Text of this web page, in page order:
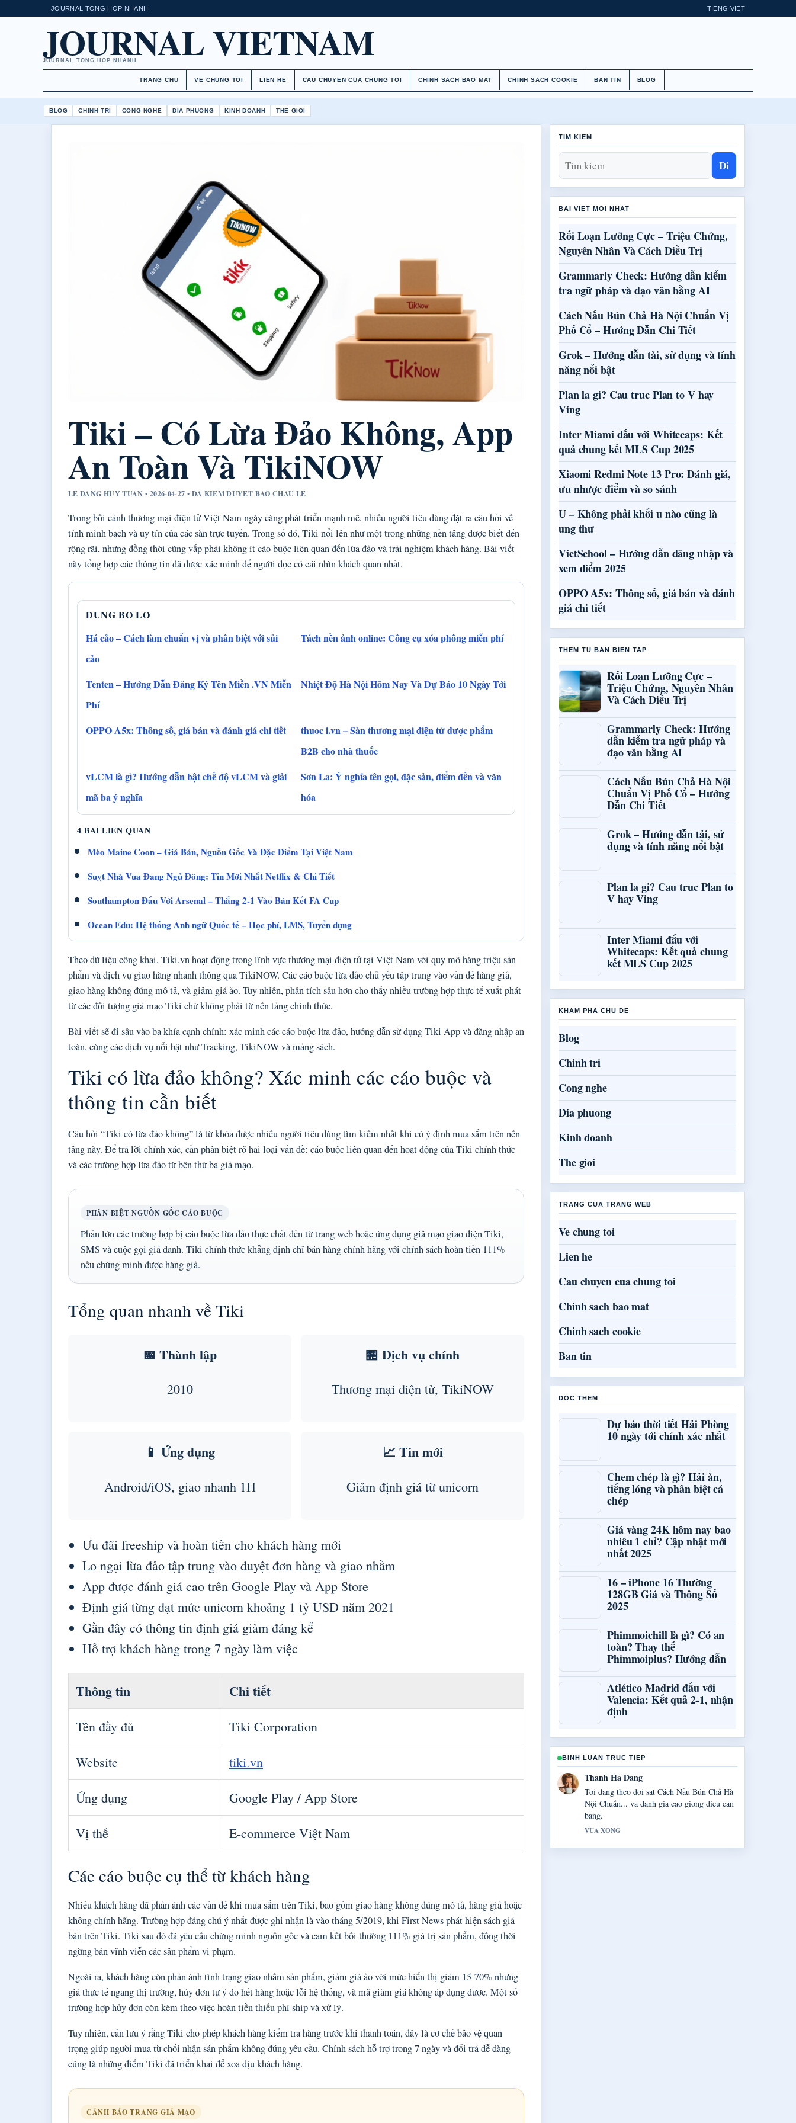
JOURNAL TONG HOP NHANH TIENG VIET
JOURNAL VIETNAM
JOURNAL TONG HOP NHANH
TRANG CHU VE CHUNG TOI LIEN HE CAU CHUYEN CUA CHUNG TOI CHINH SACH BAO MAT CHINH SACH COOKIE BAN TIN BLOG
BLOG CHINH TRI CONG NGHE DIA PHUONG KINH DOANH THE GIOI
Tiki – Có Lừa Đảo Không, App
An Toàn Và TikiNOW
LE DANG HUY TUAN • 2026-04-27 • DA KIEM DUYET BAO CHAU LE
Trong bối cảnh thương mại điện tử Việt Nam ngày càng phát triển mạnh mẽ, nhiều người tiêu dùng đặt ra câu hỏi về
tính minh bạch và uy tín của các sàn trực tuyến. Trong số đó, Tiki nổi lên như một trong những nền tảng được biết đến
rộng rãi, nhưng đồng thời cũng vấp phải không ít cáo buộc liên quan đến lừa đảo và trải nghiệm khách hàng. Bài viết
này tổng hợp các thông tin đã được xác minh để người đọc có cái nhìn khách quan nhất.
DUNG BO LO
Há cảo – Cách làm chuẩn vị và phân biệt với sủi
cảo
Tách nền ảnh online: Công cụ xóa phông miễn phí
Tenten – Hướng Dẫn Đăng Ký Tên Miền .VN Miễn
Phí
Nhiệt Độ Hà Nội Hôm Nay Và Dự Báo 10 Ngày Tới
OPPO A5x: Thông số, giá bán và đánh giá chi tiết
thuoc i.vn – Sàn thương mại điện tử dược phẩm
B2B cho nhà thuốc
vLCM là gì? Hướng dẫn bật chế độ vLCM và giải
mã ba ý nghĩa
Sơn La: Ý nghĩa tên gọi, đặc sản, điểm đến và văn
hóa
4 BAI LIEN QUAN
Mèo Maine Coon – Giá Bán, Nguồn Gốc Và Đặc Điểm Tại Việt Nam
Suỵt Nhà Vua Đang Ngủ Đông: Tin Mới Nhất Netflix & Chi Tiết
Southampton Đấu Với Arsenal – Thắng 2-1 Vào Bán Kết FA Cup
Ocean Edu: Hệ thống Anh ngữ Quốc tế – Học phí, LMS, Tuyển dụng
Theo dữ liệu công khai, Tiki.vn hoạt động trong lĩnh vực thương mại điện tử tại Việt Nam với quy mô hàng triệu sản
phẩm và dịch vụ giao hàng nhanh thông qua TikiNOW. Các cáo buộc lừa đảo chủ yếu tập trung vào vấn đề hàng giả,
giao hàng không đúng mô tả, và giảm giá ảo. Tuy nhiên, phân tích sâu hơn cho thấy nhiều trường hợp thực tế xuất phát
từ các đối tượng giả mạo Tiki chứ không phải từ nền tảng chính thức.
Bài viết sẽ đi sâu vào ba khía cạnh chính: xác minh các cáo buộc lừa đảo, hướng dẫn sử dụng Tiki App và đăng nhập an
toàn, cùng các dịch vụ nổi bật như Tracking, TikiNOW và mảng sách.
Tiki có lừa đảo không? Xác minh các cáo buộc và
thông tin cần biết
Câu hỏi “Tiki có lừa đảo không” là từ khóa được nhiều người tiêu dùng tìm kiếm nhất khi có ý định mua sắm trên nền
tảng này. Để trả lời chính xác, cần phân biệt rõ hai loại vấn đề: cáo buộc liên quan đến hoạt động của Tiki chính thức
và các trường hợp lừa đảo từ bên thứ ba giả mạo.
PHÂN BIỆT NGUỒN GỐC CÁO BUỘC
Phần lớn các trường hợp bị cáo buộc lừa đảo thực chất đến từ trang web hoặc ứng dụng giả mạo giao diện Tiki,
SMS và cuộc gọi giả danh. Tiki chính thức khẳng định chỉ bán hàng chính hãng với chính sách hoàn tiền 111%
nếu chứng minh được hàng giả.
Tổng quan nhanh về Tiki
📅 Thành lập
2010
🏪 Dịch vụ chính
Thương mại điện tử, TikiNOW
📱 Ứng dụng
Android/iOS, giao nhanh 1H
📈 Tin mới
Giảm định giá từ unicorn
Ưu đãi freeship và hoàn tiền cho khách hàng mới
Lo ngại lừa đảo tập trung vào duyệt đơn hàng và giao nhầm
App được đánh giá cao trên Google Play và App Store
Định giá từng đạt mức unicorn khoảng 1 tỷ USD năm 2021
Gần đây có thông tin định giá giảm đáng kể
Hỗ trợ khách hàng trong 7 ngày làm việc
Thông tin Chi tiết
Tên đầy đủ Tiki Corporation
Website tiki.vn
Ứng dụng Google Play / App Store
Vị thế E-commerce Việt Nam
Các cáo buộc cụ thể từ khách hàng
Nhiều khách hàng đã phản ánh các vấn đề khi mua sắm trên Tiki, bao gồm giao hàng không đúng mô tả, hàng giả hoặc
không chính hãng. Trường hợp đáng chú ý nhất được ghi nhận là vào tháng 5/2019, khi First News phát hiện sách giả
bán trên Tiki. Tiki sau đó đã yêu cầu chứng minh nguồn gốc và cam kết bồi thường 111% giá trị sản phẩm, đồng thời
ngừng bán vĩnh viễn các sản phẩm vi phạm.
Ngoài ra, khách hàng còn phản ánh tình trạng giao nhầm sản phẩm, giảm giá ảo với mức hiển thị giảm 15-70% nhưng
giá thực tế ngang thị trường, hủy đơn tự ý do hết hàng hoặc lỗi hệ thống, và mã giảm giá không áp dụng được. Một số
trường hợp hủy đơn còn kèm theo việc hoàn tiền thiếu phí ship và xử lý.
Tuy nhiên, cần lưu ý rằng Tiki cho phép khách hàng kiểm tra hàng trước khi thanh toán, đây là cơ chế bảo vệ quan
trọng giúp người mua từ chối nhận sản phẩm không đúng yêu cầu. Chính sách hỗ trợ trong 7 ngày và đổi trả dễ dàng
cũng là những điểm Tiki đã triển khai để xoa dịu khách hàng.
CẢNH BÁO TRANG GIẢ MẠO
TIM KIEM
Di
BAI VIET MOI NHAT
Rối Loạn Lưỡng Cực – Triệu Chứng,
Nguyên Nhân Và Cách Điều Trị
Grammarly Check: Hướng dẫn kiểm
tra ngữ pháp và đạo văn bằng AI
Cách Nấu Bún Chả Hà Nội Chuẩn Vị
Phố Cổ – Hướng Dẫn Chi Tiết
Grok – Hướng dẫn tải, sử dụng và tính
năng nổi bật
Plan la gi? Cau truc Plan to V hay
Ving
Inter Miami đấu với Whitecaps: Kết
quả chung kết MLS Cup 2025
Xiaomi Redmi Note 13 Pro: Đánh giá,
ưu nhược điểm và so sánh
U – Không phải khối u nào cũng là
ung thư
VietSchool – Hướng dẫn đăng nhập và
xem điểm 2025
OPPO A5x: Thông số, giá bán và đánh
giá chi tiết
THEM TU BAN BIEN TAP
Rối Loạn Lưỡng Cực –
Triệu Chứng, Nguyên Nhân
Và Cách Điều Trị
Grammarly Check: Hướng
dẫn kiểm tra ngữ pháp và
đạo văn bằng AI
Cách Nấu Bún Chả Hà Nội
Chuẩn Vị Phố Cổ – Hướng
Dẫn Chi Tiết
Grok – Hướng dẫn tải, sử
dụng và tính năng nổi bật
Plan la gi? Cau truc Plan to
V hay Ving
Inter Miami đấu với
Whitecaps: Kết quả chung
kết MLS Cup 2025
KHAM PHA CHU DE
Blog
Chinh tri
Cong nghe
Dia phuong
Kinh doanh
The gioi
TRANG CUA TRANG WEB
Ve chung toi
Lien he
Cau chuyen cua chung toi
Chinh sach bao mat
Chinh sach cookie
Ban tin
DOC THEM
Dự báo thời tiết Hải Phòng
10 ngày tới chính xác nhất
Chem chép là gì? Hải ản,
tiếng lóng và phân biệt cá
chép
Giá vàng 24K hôm nay bao
nhiêu 1 chỉ? Cập nhật mới
nhất 2025
16 – iPhone 16 Thường
128GB Giá và Thông Số
2025
Phimmoichill là gì? Có an
toàn? Thay thế
Phimmoiplus? Hướng dẫn
Atlético Madrid đấu với
Valencia: Kết quả 2-1, nhận
định
BINH LUAN TRUC TIEP
Gia Huy Do
Boi canh ve Rối Loạn Lưỡng Cực &#8211;
Triệu Chứng,... rat huu ich. Vui long tiep tuc
cap nhat luong truc tiep nay.
3 PHUT TRUOC